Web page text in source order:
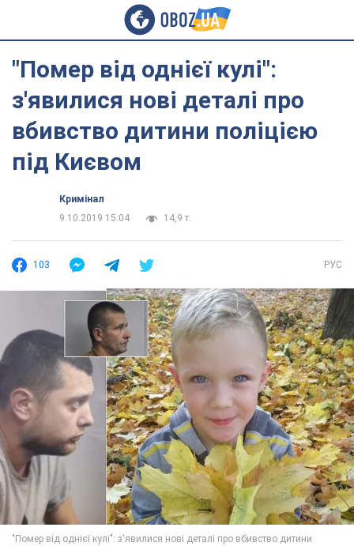
"Помер від однієї кулі":
з'явилися нові деталі про
вбивство дитини поліцією
під Києвом
Кримінал
9.10.2019 15:04
14,9 т.
103 РУС